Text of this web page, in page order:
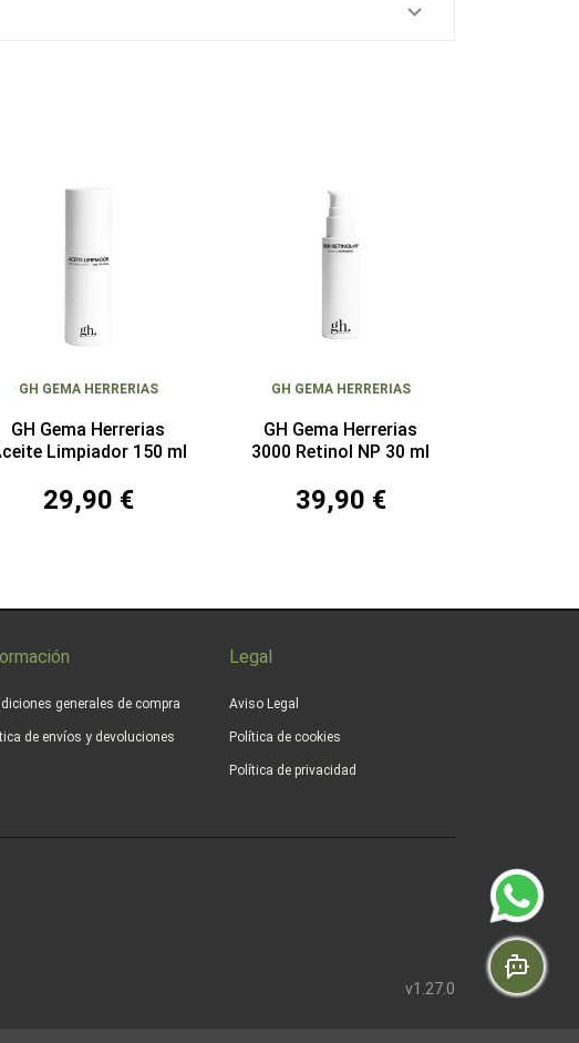
GH GEMA HERRERIAS
GH Gema Herrerias
Limpiador 150 ml
29,90 €
GH GEMA HERRERIAS
GH Gema Herrerias
3000 Retinol NP 30 ml
39,90 €
generales de compra
de envíos y devoluciones
Legal
Aviso Legal
Política de cookies
Política de privacidad
v1.27.0